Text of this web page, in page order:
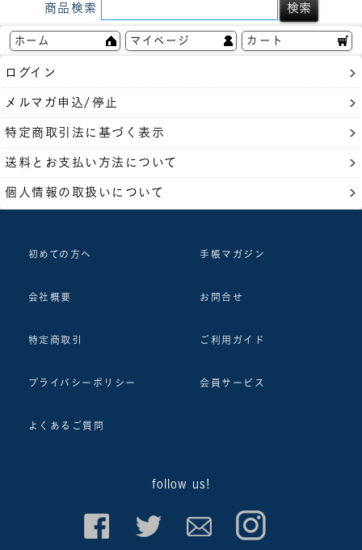
商品検索
ホーム マイページ カート
ログイン
メルマガ申込/停止
特定商取引法に基づく表示
送料とお支払い方法について
個人情報の取扱いについて
初めての方へ 手帳マガジン
会社概要 お問合せ
特定商取引 ご利用ガイド
プライバシーポリシー 会員サービス
よくあるご質問
follow us!